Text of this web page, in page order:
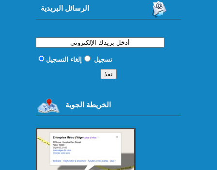
الرسائل البريدية
تسجيل إلغاء التسجيل
الخريطة الجوية